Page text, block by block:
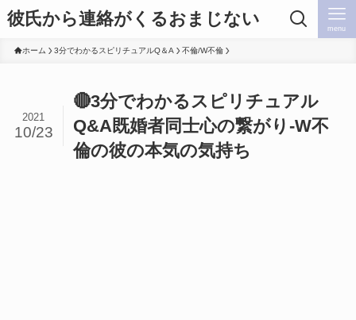
彼氏から連絡がくるおまじない menu
ホーム 3分でわかるスピリチュアルQ＆A 不倫/W不倫
🔴3分でわかるスピリチュアル
Q&A既婚者同士心の繋がり-W不
倫の彼の本気の気持ち
2021
10/23